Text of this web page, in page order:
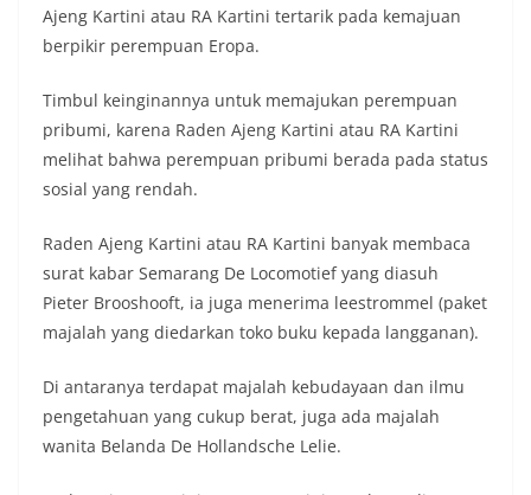
Ajeng Kartini atau RA Kartini tertarik pada kemajuan
berpikir perempuan Eropa.
Timbul keinginannya untuk memajukan perempuan
pribumi, karena Raden Ajeng Kartini atau RA Kartini
melihat bahwa perempuan pribumi berada pada status
sosial yang rendah.
Raden Ajeng Kartini atau RA Kartini banyak membaca
surat kabar Semarang De Locomotief yang diasuh
Pieter Brooshooft, ia juga menerima leestrommel (paket
majalah yang diedarkan toko buku kepada langganan).
Di antaranya terdapat majalah kebudayaan dan ilmu
pengetahuan yang cukup berat, juga ada majalah
wanita Belanda De Hollandsche Lelie.